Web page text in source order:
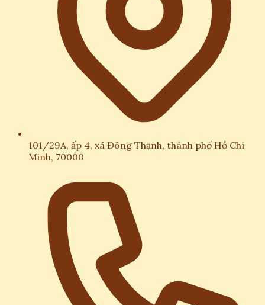
101/29A, ấp 4, xã Đông Thạnh, thành phố Hồ Chí
Minh, 70000